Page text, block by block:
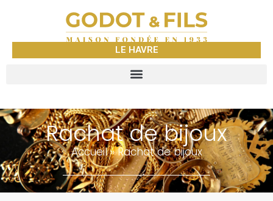
LE HAVRE
Rachat de bijoux
Accueil»Rachat de bijoux